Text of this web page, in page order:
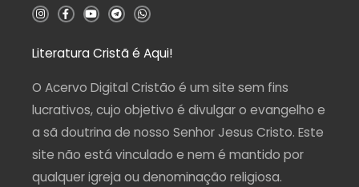
I
n
a
g
a
m
F
a
b
o
k
-
f
Y
o
u
b
T
e
g
r
m
W
h
s
a
p
Literatura Cristã é Aqui!
O Acervo Digital Cristão é um site sem fins
lucrativos, cujo objetivo é divulgar o evangelho e
a sã doutrina de nosso Senhor Jesus Cristo. Este
site não está vinculado e nem é mantido por
qualquer igreja ou denominação religiosa.